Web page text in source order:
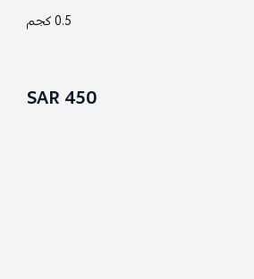
0.5 كجم
450 SAR